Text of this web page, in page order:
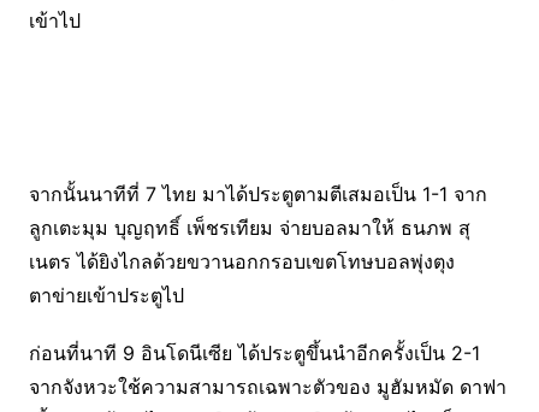
เข้าไป
จากนั้นนาทีที่ 7 ไทย มาได้ประตูตามตีเสมอเป็น 1-1 จาก
ลูกเตะมุม บุญฤทธิ์ เพ็ชรเทียม จ่ายบอลมาให้ ธนภพ สุ
เนตร ได้ยิงไกลด้วยขวานอกกรอบเขตโทษบอลพุ่งตุง
ตาข่ายเข้าประตูไป
ก่อนที่นาที 9 อินโดนีเซีย ได้ประตูขึ้นนำอีกครั้งเป็น 2-1
จากจังหวะใช้ความสามารถเฉพาะตัวของ มูฮัมหมัด ดาฟา